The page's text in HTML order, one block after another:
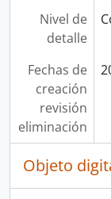
Nivel de
detalle
Fechas de
creación
revisión
eliminación
Objeto